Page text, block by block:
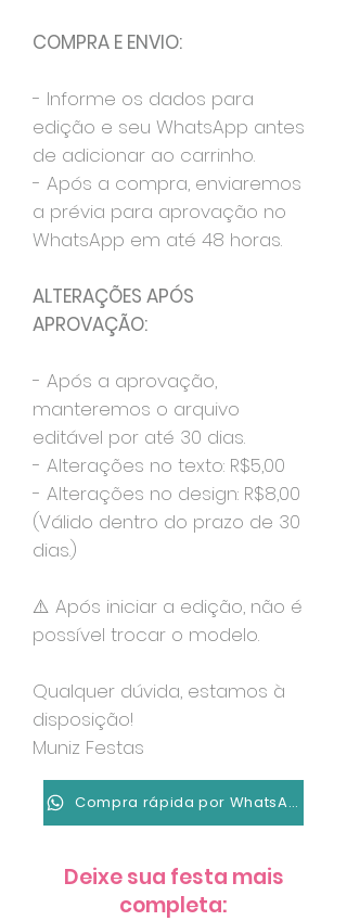
COMPRA E ENVIO:
- Informe os dados para
edição e seu WhatsApp antes
de adicionar ao carrinho.
- Após a compra, enviaremos
a prévia para aprovação no
WhatsApp em até 48 horas.
ALTERAÇÕES APÓS
APROVAÇÃO:
- Após a aprovação,
manteremos o arquivo
editável por até 30 dias.
- Alterações no texto: R$5,00
- Alterações no design: R$8,00
(Válido dentro do prazo de 30
dias.)
⚠️ Após iniciar a edição, não é
possível trocar o modelo.
Qualquer dúvida, estamos à
disposição!
Muniz Festas
Compra rápida por WhatsApp
Deixe sua festa mais
completa: